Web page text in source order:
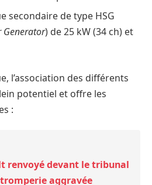
secondaire de type HSG
Generator) de 25 kW (34 ch) et
l’association des différents
potentiel et offre les
:
renvoyé devant le tribunal
aggravée